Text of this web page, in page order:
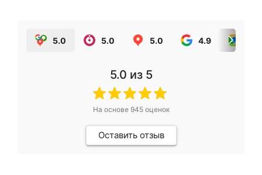
5.0 5.0 5.0 4.9
5.0 из 5
На основе 945оценок
Оставить отзыв